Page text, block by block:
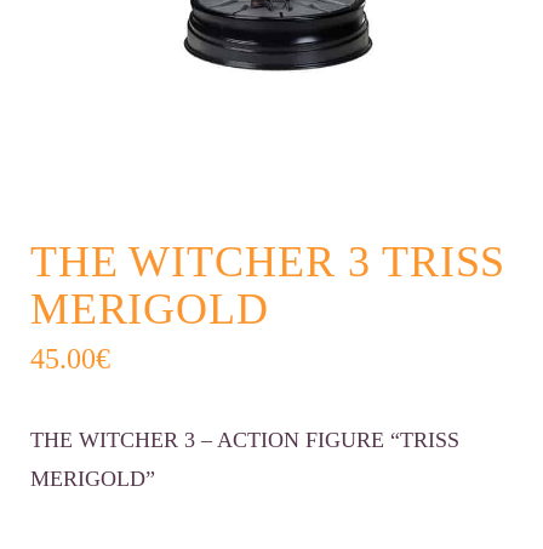
THE WITCHER 3 TRISS
MERIGOLD
45.00€
THE WITCHER 3 – ACTION FIGURE “TRISS
MERIGOLD”